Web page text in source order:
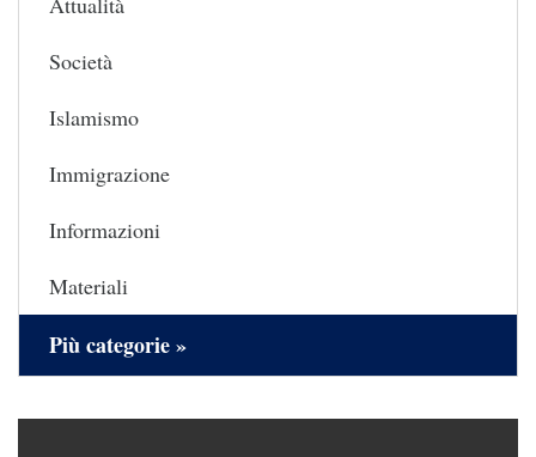
Società
Islamismo
Immigrazione
Informazioni
Materiali
Più categorie »